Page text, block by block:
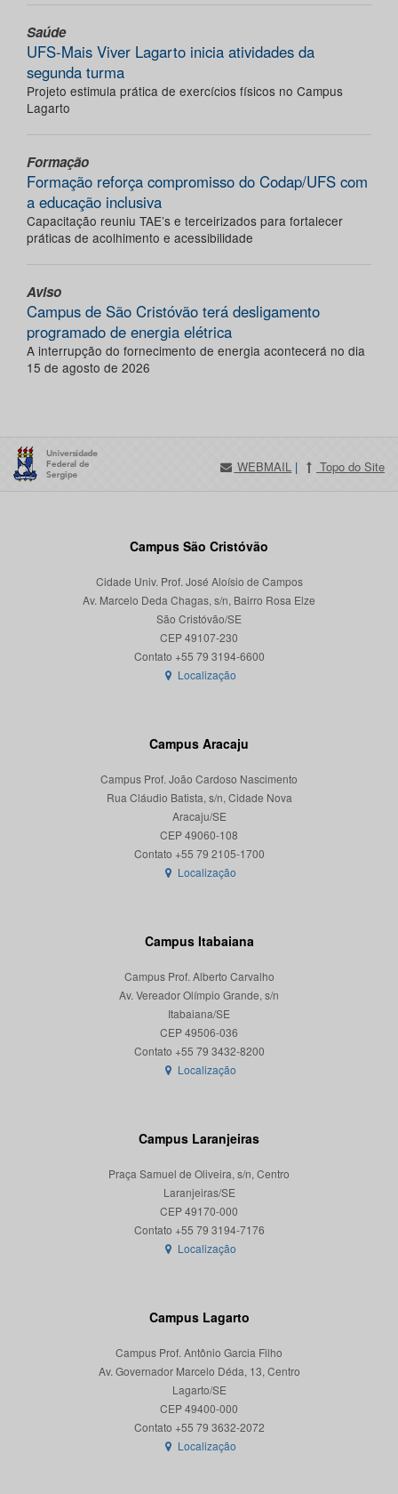
Saúde
UFS-Mais Viver Lagarto inicia atividades da
segunda turma
Projeto estimula prática de exercícios físicos no Campus
Lagarto
Formação
Formação reforça compromisso do Codap/UFS com
a educação inclusiva
Capacitação reuniu TAE’s e terceirizados para fortalecer
práticas de acolhimento e acessibilidade
Aviso
Campus de São Cristóvão terá desligamento
programado de energia elétrica
A interrupção do fornecimento de energia acontecerá no dia
15 de agosto de 2026
WEBMAIL | Topo do Site
Campus São Cristóvão
Cidade Univ. Prof. José Aloísio de Campos
Av. Marcelo Deda Chagas, s/n, Bairro Rosa Elze
São Cristóvão/SE
CEP 49107-230
Localização
Campus Aracaju
Campus Prof. João Cardoso Nascimento
Rua Cláudio Batista, s/n, Cidade Nova
Aracaju/SE
CEP 49060-108
Localização
Campus Itabaiana
Campus Prof. Alberto Carvalho
Av. Vereador Olímpio Grande, s/n
Itabaiana/SE
CEP 49506-036
Localização
Campus Laranjeiras
Praça Samuel de Oliveira, s/n, Centro
Laranjeiras/SE
CEP 49170-000
Localização
Campus Lagarto
Campus Prof. Antônio Garcia Filho
Av. Governador Marcelo Déda, 13, Centro
Lagarto/SE
CEP 49400-000
Localização